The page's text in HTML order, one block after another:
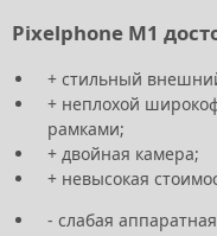
Pixelphone M1
+ стильный
+ неплохой
рамками;
+ двойная камера;
+ невысокая
- слабая